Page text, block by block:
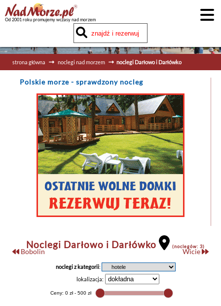
Od 2001 roku promujemy wczasy nad morzem
strona główna noclegi nad morzem noclegi Darłowo i Darłówko
Polskie morze - sprawdzony nocleg
Noclegi Darłowo i Darłówko (noclegów: 3)
Bobolin Wicie
noclegi z kategorii:
lokalizacja: